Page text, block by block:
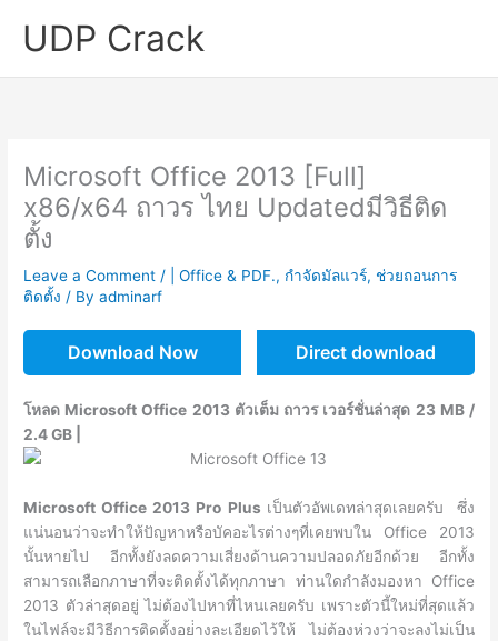
UDP Crack
Microsoft Office 2013 [Full]
x86/x64 ถาวร ไทย Updatedมีวิธีติด
ตั้ง
Leave a Comment / | Office & PDF., กำจัดมัลแวร์, ช่วยถอนการ
ติดตั้ง / Byadminarf
Download Now Direct download
โหลด Microsoft Office 2013 ตัวเต็ม ถาวร เวอร์ชั่นล่าสุด 23 MB /
2.4 GB |
Microsoft Office 2013 Pro Plus เป็นตัวอัพเดทล่าสุดเลยครับ ซึ่ง
แน่นอนว่าจะทำให้ปัญหาหรือบัคอะไรต่างๆที่เคยพบใน Office 2013
นั้นหายไป อีกทั้งยังลดความเสี่ยงด้านความปลอดภัยอีกด้วย อีกทั้ง
สามารถเลือกภาษาที่จะติดตั้งได้ทุกภาษา ท่านใดกำลังมองหา Office
2013 ตัวล่าสุดอยู่ ไม่ต้องไปหาที่ไหนเลยครับ เพราะตัวนี้ใหม่ที่สุดแล้ว
ในไฟล์จะมีวิธีการติดตั้งอย่่างละเอียดไว้ให้ ไม่ต้องห่วงว่าจะลงไม่เป็น